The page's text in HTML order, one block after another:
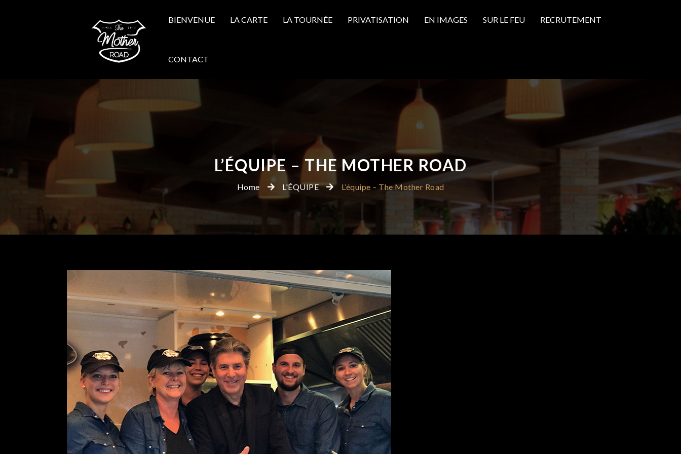
BIENVENUE LA CARTE LA TOURNÉE PRIVATISATION EN IMAGES SUR LE FEU RECRUTEMENT
CONTACT
L’ÉQUIPE – THE MOTHER ROAD
Home L'ÉQUIPE L’équipe – The Mother Road